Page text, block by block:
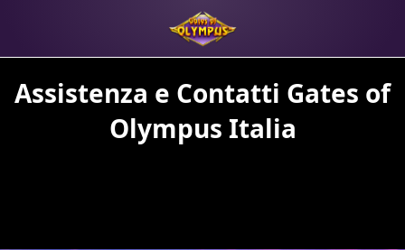
Assistenza e Contatti Gates of
Olympus Italia